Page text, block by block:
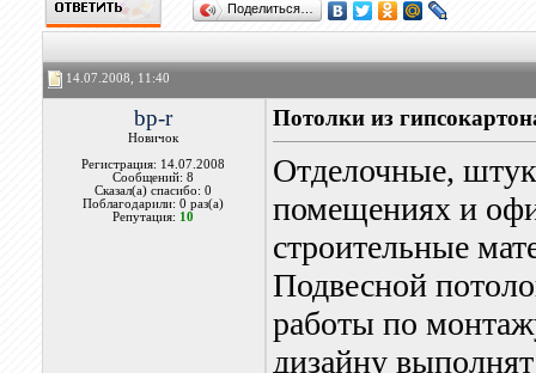
Поделиться…
14.07.2008, 11:40
bp-r
Новичок
Регистрация: 14.07.2008
Сообщений: 8
Сказал(а) спасибо: 0
Поблагодарили: 0 раз(а)
Репутация: 10
Потолки из
Отделочные,
помещениях и
строительные
Подвесной
работы по
дизайну